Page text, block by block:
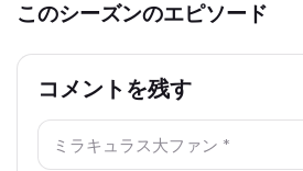
come true.
このシーズンのエピソード
コメントを残す
名前: *